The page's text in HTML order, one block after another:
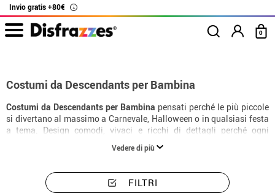
Invio gratis +80€ i
0
Costumi da Descendants per Bambina
Costumi da Descendants per Bambina pensati perché le più piccole
si divertano al massimo a Carnevale, Halloween o in qualsiasi festa
a tema. Design comodi, vivaci e ricchi di dettagli perché ogni
bambina possa trasformarsi nel suo personaggio preferito.
Vedere di più
FILTRI